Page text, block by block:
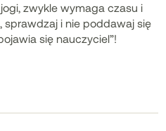
zwykle wymaga czasu i
sprawdzaj i nie poddawaj się
się nauczyciel”!